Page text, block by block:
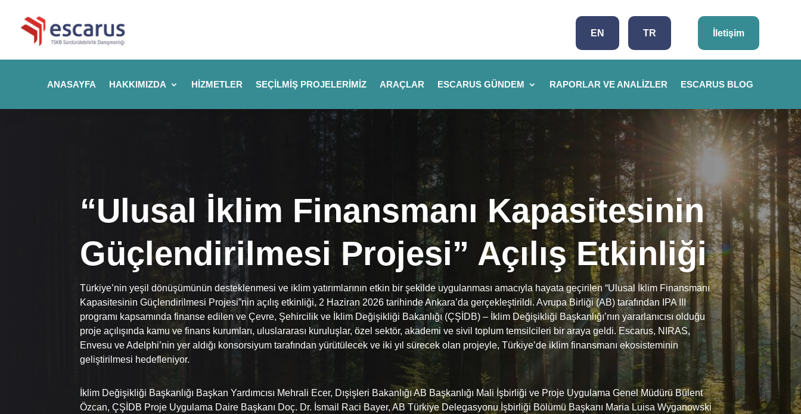
EN TR İletişim
ANASAYFA HAKKIMIZDA HIZMETLER SEÇILMIŞ PROJELERIMIZ ARAÇLAR ESCARUS GÜNDEM RAPORLAR VE ANALIZLER ESCARUS BLOG
“Ulusal İklim Finansmanı Kapasitesinin
Güçlendirilmesi Projesi” Açılış Etkinliği
Türkiye’nin yeşil dönüşümünün desteklenmesi ve iklim yatırımlarının etkin bir şekilde uygulanması amacıyla hayata geçirilen “Ulusal İklim Finansmanı
Kapasitesinin Güçlendirilmesi Projesi”nin açılış etkinliği, 2 Haziran 2026 tarihinde Ankara’da gerçekleştirildi. Avrupa Birliği (AB) tarafından IPA III
programı kapsamında finanse edilen ve Çevre, Şehircilik ve İklim Değişikliği Bakanlığı (ÇŞİDB) – İklim Değişikliği Başkanlığı’nın yararlanıcısı olduğu
proje açılışında kamu ve finans kurumları, uluslararası kuruluşlar, özel sektör, akademi ve sivil toplum temsilcileri bir araya geldi. Escarus, NIRAS,
Envesu ve Adelphi’nin yer aldığı konsorsiyum tarafından yürütülecek ve iki yıl sürecek olan projeyle, Türkiye’de iklim finansmanı ekosisteminin
geliştirilmesi hedefleniyor.
İklim Değişikliği Başkanlığı Başkan Yardımcısı Mehrali Ecer, Dışişleri Bakanlığı AB Başkanlığı Mali İşbirliği ve Proje Uygulama Genel Müdürü Bülent
Özcan, ÇŞİDB Proje Uygulama Daire Başkanı Doç. Dr. İsmail Raci Bayer, AB Türkiye Delegasyonu İşbirliği Bölümü Başkanı Maria Luisa Wyganowski